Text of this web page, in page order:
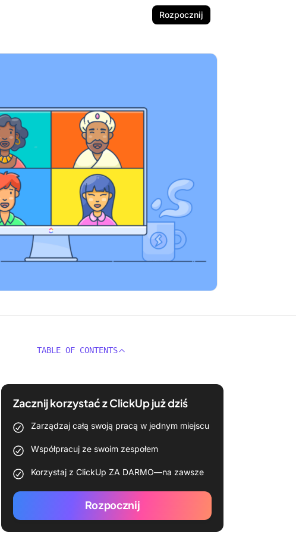
Rozpocznij
TABLE OF CONTENTS
Zacznij korzystać z ClickUp już dziś
Zarządzaj całą swoją pracą w jednym miejscu
Współpracuj ze swoim zespołem
Korzystaj z ClickUp ZA DARMO—na zawsze
Rozpocznij